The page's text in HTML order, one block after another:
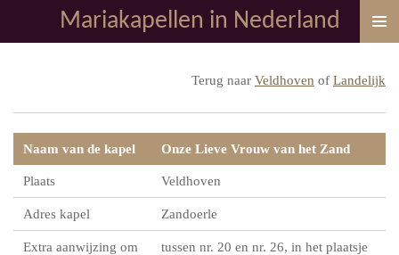
direct
Mariakapellen in Nederland
Terug naar Veldhoven of Landelijk
Naam van de kapel Onze Lieve Vrouw van het Zand
Plaats Veldhoven
Adres kapel Zandoerle
Extra aanwijzing om
tussen nr. 20 en nr. 26, in het plaatsje